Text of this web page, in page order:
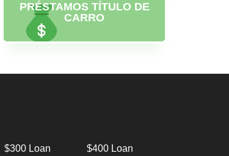
PRÉSTAMOS TÍTULO DE
CARRO
$300 Loan $400 Loan